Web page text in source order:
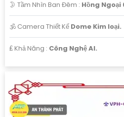
🌛 Tầm Nhìn Ban Đêm : Hồng Ngoại
🕉️ Camera Thiết Kế Dome Kim loại.
️₤ Khả Năng : Công Nghệ AI.